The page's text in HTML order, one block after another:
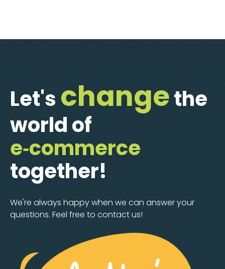
Let's changethe
world of
e‑commerce
together!
We're always happy when we can answer your
questions. Feel free to contact us!